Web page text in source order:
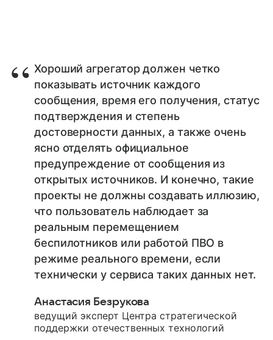
Хороший агрегатор должен четко
показывать источник каждого
сообщения, время его получения, статус
подтверждения и степень
достоверности данных, а также очень
ясно отделять официальное
предупреждение от сообщения из
открытых источников. И конечно, такие
проекты не должны создавать иллюзию,
что пользователь наблюдает за
реальным перемещением
беспилотников или работой ПВО в
режиме реального времени, если
технически у сервиса таких данных нет.
Анастасия Безрукова
ведущий эксперт Центра стратегической
поддержки отечественных технологий